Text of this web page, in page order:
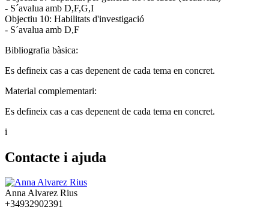
- S´avalua amb D,F,G,I
Objectiu 10: Habilitats d'investigació
- S´avalua amb D,F
Bibliografia bàsica:
Es defineix cas a cas depenent de cada tema en concret.
Material complementari:
Es defineix cas a cas depenent de cada tema en concret.
i
Contacte i ajuda
Anna Alvarez Rius
+34932902391